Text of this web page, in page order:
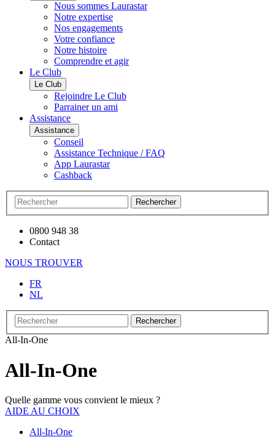
Nous sommes Laurastar
Notre expertise
Nos engagements
Votre confiance
Notre histoire
Comprendre et agir
Le Club
Le Club
Rejoindre Le Club
Parrainer un ami
Assistance
Assistance
Conseil
Assistance Technique / FAQ
App Laurastar
Cashback
Rechercher
0800 948 38
Contact
NOUS TROUVER
FR
NL
Rechercher
All-In-One
All-In-One
Quelle gamme vous convient le mieux ?
AIDE AU CHOIX
All-In-One